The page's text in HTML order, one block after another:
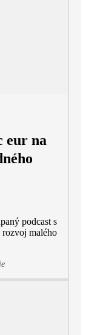
eur na
podcast s
malého